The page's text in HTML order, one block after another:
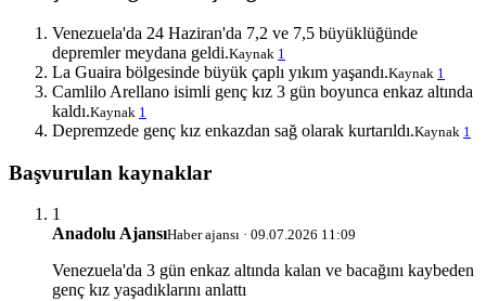
Venezuela'da 24 Haziran'da 7,2 ve 7,5 büyüklüğünde
depremler meydana geldi.Kaynak 1
La Guaira bölgesinde büyük çaplı yıkım yaşandı.Kaynak 1
Camlilo Arellano isimli genç kız 3 gün boyunca enkaz altında
kaldı.Kaynak 1
Depremzede genç kız enkazdan sağ olarak kurtarıldı.Kaynak 1
Başvurulan kaynaklar
1
Anadolu AjansıHaber ajansı · 09.07.2026 11:09
Venezuela'da 3 gün enkaz altında kalan ve bacağını kaybeden
genç kız yaşadıklarını anlattı